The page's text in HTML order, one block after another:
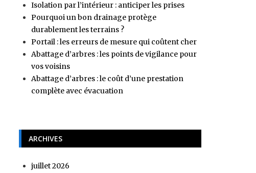
Isolation par l’intérieur : anticiper les prises
Pourquoi un bon drainage protège
durablement les terrains ?
Portail : les erreurs de mesure qui coûtent cher
Abattage d’arbres : les points de vigilance pour
vos voisins
Abattage d’arbres : le coût d’une prestation
complète avec évacuation
ARCHIVES
juillet 2026